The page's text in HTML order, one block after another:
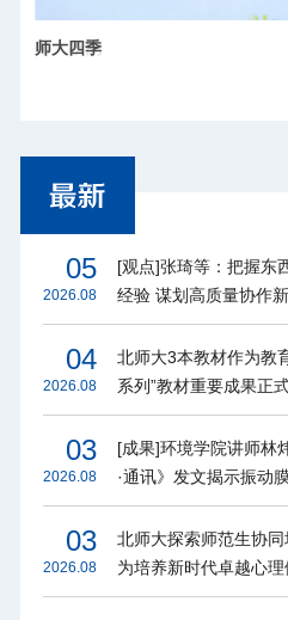
师大四季
05
2026.08
[观点]张琦等：把握东
经验 谋划高质量协作
04
2026.08
北师大3本教材作为教
系列”教材重要成果正
03
2026.08
[成果]环境学院讲师林
·通讯》发文揭示振动
节能增效机制
03
2026.08
北师大探索师范生协同
为培养新时代卓越心
题